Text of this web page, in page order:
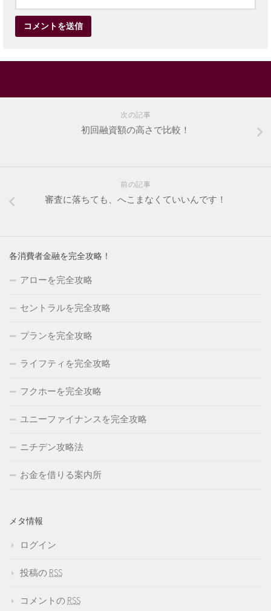
次の記事
初回融資額の高さで比較！
前の記事
審査に落ちても、へこまなくていいんです！
各消費者金融を完全攻略！
アローを完全攻略
セントラルを完全攻略
プランを完全攻略
ライフティを完全攻略
フクホーを完全攻略
ユニーファイナンスを完全攻略
ニチデン攻略法
お金を借りる案内所
メタ情報
ログイン
投稿の RSS
コメントの RSS